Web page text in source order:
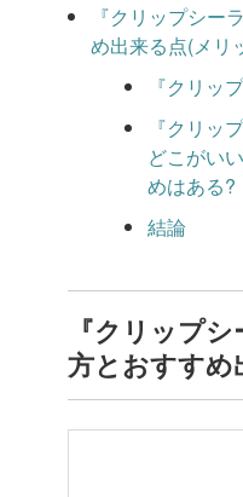
『クリップシー
め出来る点(メリ
『クリッ
『クリッ
どこがい
めはある?
結論
『クリップ
方とおすすめ